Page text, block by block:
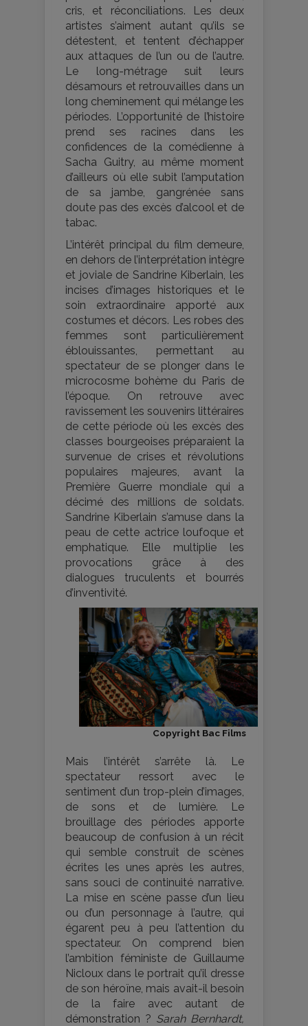
cris, et réconciliations. Les deux
artistes s’aiment autant qu’ils se
détestent, et tentent d’échapper
aux attaques de l’un ou de l’autre.
Le long-métrage suit leurs
désamours et retrouvailles dans un
long cheminement qui mélange les
périodes. L’opportunité de l’histoire
prend ses racines dans les
confidences de la comédienne à
Sacha Guitry, au même moment
d’ailleurs où elle subit l’amputation
de sa jambe, gangrénée sans
doute pas des excès d’alcool et de
tabac.
L’intérêt principal du film demeure,
en dehors de l’interprétation intègre
et joviale de Sandrine Kiberlain, les
incises d’images historiques et le
soin extraordinaire apporté aux
costumes et décors. Les robes des
femmes sont particulièrement
éblouissantes, permettant au
spectateur de se plonger dans le
microcosme bohème du Paris de
l’époque. On retrouve avec
ravissement les souvenirs littéraires
de cette période où les excès des
classes bourgeoises préparaient la
survenue de crises et révolutions
populaires majeures, avant la
Première Guerre mondiale qui a
décimé des millions de soldats.
Sandrine Kiberlain s’amuse dans la
peau de cette actrice loufoque et
emphatique. Elle multiplie les
provocations grâce à des
dialogues truculents et bourrés
d’inventivité.
Copyright Bac Films
Mais l’intérêt s’arrête là. Le
spectateur ressort avec le
sentiment d’un trop-plein d’images,
de sons et de lumière. Le
brouillage des périodes apporte
beaucoup de confusion à un récit
qui semble construit de scènes
écrites les unes après les autres,
sans souci de continuité narrative.
La mise en scène passe d’un lieu
ou d’un personnage à l’autre, qui
égarent peu à peu l’attention du
spectateur. On comprend bien
l’ambition féministe de Guillaume
Nicloux dans le portrait qu’il dresse
de son héroïne, mais avait-il besoin
de la faire avec autant de
démonstration ? Sarah Bernhardt,